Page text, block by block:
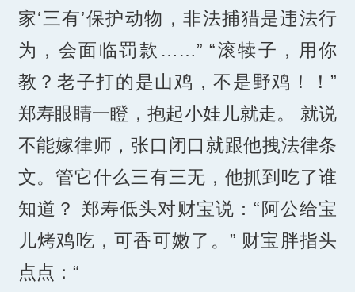
家‘三有’保护动物，非法捕猎是违法行
为，会面临罚款……” “滚犊子，用你
教？老子打的是山鸡，不是野鸡！！”
郑寿眼睛一瞪，抱起小娃儿就走。 就说
不能嫁律师，张口闭口就跟他拽法律条
文。管它什么三有三无，他抓到吃了谁
知道？ 郑寿低头对财宝说：“阿公给宝
儿烤鸡吃，可香可嫩了。” 财宝胖指头
点点：“